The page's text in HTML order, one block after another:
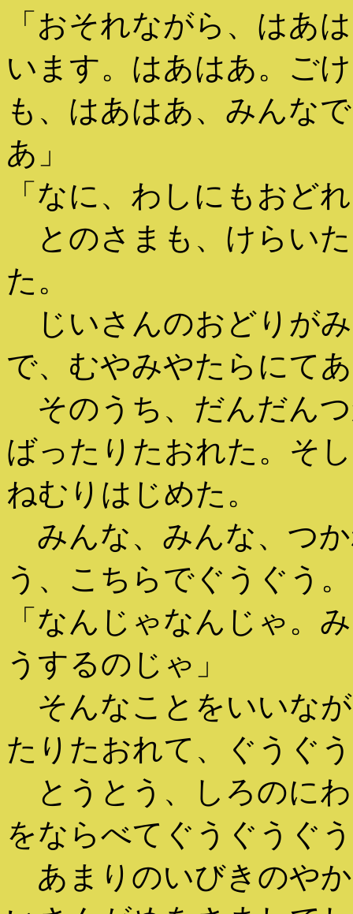
「おそれながら、はあ
います。はあはあ。ご
も、はあはあ、みんな
あ」
「なに、わしにもおど
とのさまも、けらい
た。
じいさんのおどりが
で、むやみやたらにて
そのうち、だんだん
ばったりたおれた。そ
ねむりはじめた。
みんな、みんな、つ
う、こちらでぐうぐう。
「なんじゃなんじゃ。
うするのじゃ」
そんなことをいいな
たりたおれて、ぐうぐ
とうとう、しろのに
をならべてぐうぐうぐ
あまりのいびきのや